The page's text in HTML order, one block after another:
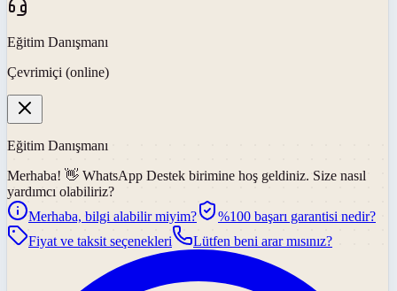
Eğitim Danışmanı
Çevrimiçi (online)
Eğitim Danışmanı
Merhaba! 👋 WhatsApp Destek birimine hoş geldiniz. Size nasıl
yardımcı olabiliriz?
Merhaba, bilgi alabilir miyim?
%100 başarı garantisi nedir?
Fiyat ve taksit seçenekleri
Lütfen beni arar mısınız?